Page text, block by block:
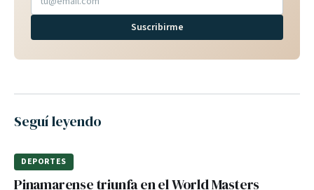
Suscribirme
Seguí leyendo
DEPORTES
Pinamarense triunfa en el World Masters